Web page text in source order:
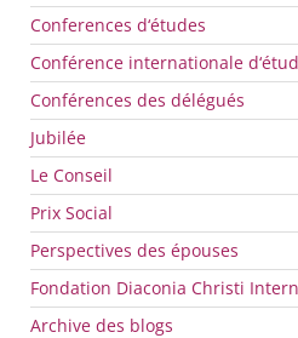
Conferences d‘études
Conférence internationale
Conférences des délégués
Jubilée
Le Conseil
Prix Social
Perspectives des épouses
Fondation Diaconia Christi
Archive des blogs